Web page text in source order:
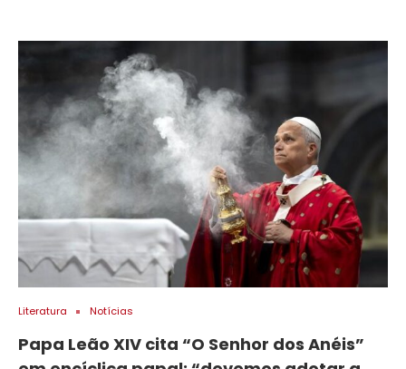
Literatura Notícias
Papa Leão XIV cita “O Senhor dos Anéis”